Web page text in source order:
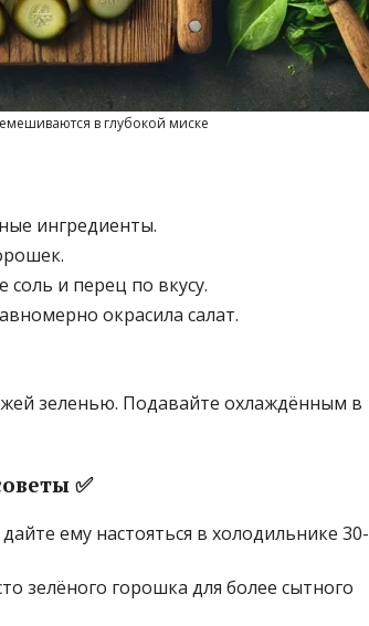
в глубокой миске
ингредиенты.
и перец по вкусу.
окрасила салат.
зеленью. Подавайте охлаждённым в
✅
ему настояться в холодильнике 30-
зелёного горошка для более сытного